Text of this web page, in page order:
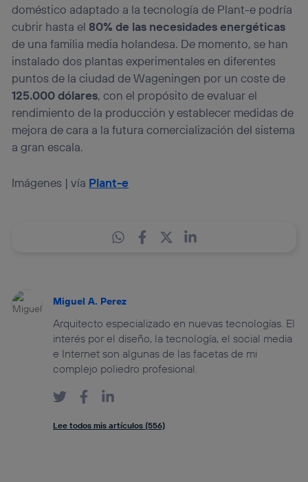
doméstico adaptado a la tecnología de Plant-e podría
cubrir hasta el 80% de las necesidades energéticas
de una familia media holandesa. De momento, se han
instalado dos plantas experimentales en diferentes
puntos de la ciudad de Wageningen por un coste de
125.000 dólares, con el propósito de evaluar el
rendimiento de la producción y establecer medidas de
mejora de cara a la futura comercialización del sistema
a gran escala.
Imágenes | vía Plant-e
Miguel A. Perez
Arquitecto especializado en nuevas tecnologías. El
interés por el diseño, la tecnología, el social media
e Internet son algunas de las facetas de mi
complejo poliedro profesional.
Lee todos mis artículos (556)